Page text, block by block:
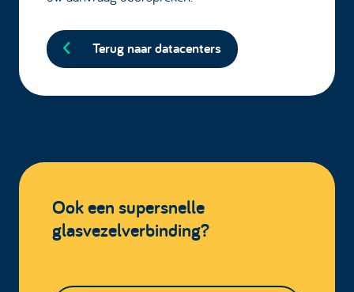
Terug naar datacenters
Ook een supersnelle
glasvezelverbinding?